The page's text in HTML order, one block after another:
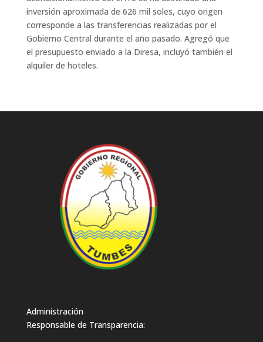
inversión aproximada de 626 mil soles, cuyo origen
corresponde a las transferencias realizadas por el
Gobierno Central durante el año pasado. Agregó que
el presupuesto enviado a la Diresa, incluyó también el
alquiler de hoteles.
Administración
Responsable de Transparencia: